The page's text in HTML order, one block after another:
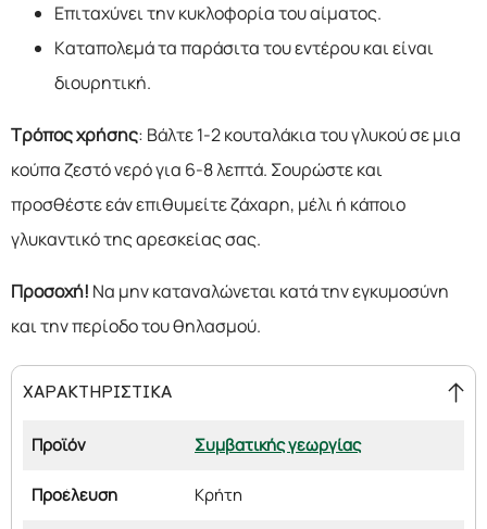
Επιταχύνει την κυκλοφορία του αίματος.
Καταπολεμά τα παράσιτα του εντέρου και είναι
διουρητική.
Τρόπος χρήσης: Βάλτε 1-2 κουταλάκια του γλυκού σε μια
κούπα ζεστό νερό για 6-8 λεπτά. Σουρώστε και
προσθέστε εάν επιθυμείτε ζάχαρη, μέλι ή κάποιο
γλυκαντικό της αρεσκείας σας.
Προσοχή! Να μην καταναλώνεται κατά την εγκυμοσύνη
και την περίοδο του θηλασμού.
ΧΑΡΑΚΤΗΡΙΣΤΙΚΑ
Προϊόν Συμβατικής γεωργίας
Προέλευση Κρήτη